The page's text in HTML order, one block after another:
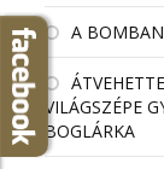
A
VILÁGSZÉPE
BOGLÁRKA